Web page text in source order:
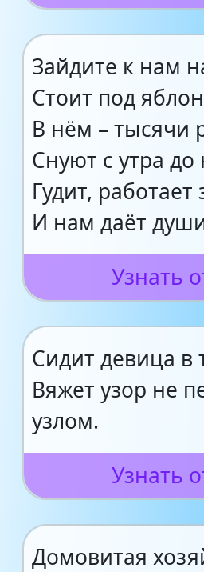
Зайдите к нам
Стоит под
В нём – тысячи
Снуют с утра до
Гудит, работает
И нам даёт
Узнать
Сидит девица в
Вяжет узор не
узлом.
Узнать
Домовитая